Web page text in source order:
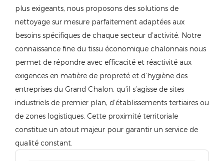
plus exigeants, nous proposons des solutions de
nettoyage sur mesure parfaitement adaptées aux
besoins spécifiques de chaque secteur d’activité. Notre
connaissance fine du tissu économique chalonnais nous
permet de répondre avec efficacité et réactivité aux
exigences en matière de propreté et d’hygiène des
entreprises du Grand Chalon, qu’il s’agisse de sites
industriels de premier plan, d’établissements tertiaires ou
de zones logistiques. Cette proximité territoriale
constitue un atout majeur pour garantir un service de
qualité constant.